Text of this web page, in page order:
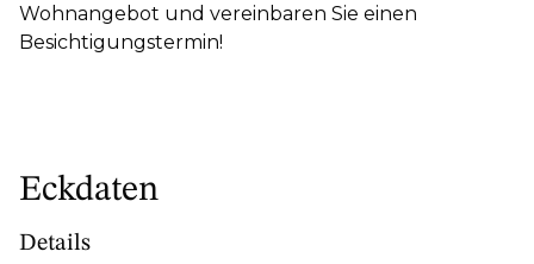
Wohnangebot und vereinbaren Sie einen
Besichtigungstermin!
Eckdaten
Details